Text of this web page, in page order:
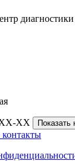
XX Показать
контакты